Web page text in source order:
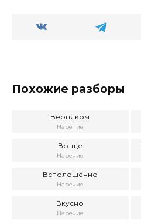
Похожие разборы
Верняком
Наречие
Вотще
Наречие
Всполошённо
Наречие
Вкусно
Наречие